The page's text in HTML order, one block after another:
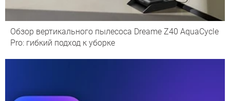
Обзор вертикального пылесоса Dreame Z40 AquaCycle
Pro: гибкий подход к уборке